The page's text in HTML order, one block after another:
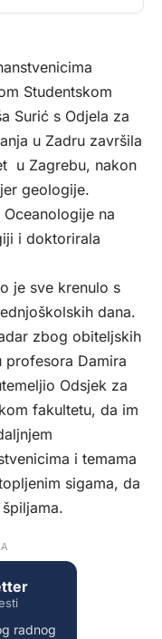
Studentskom
Surić s Odjela za
u Zadru završila
u Zagrebu, nakon
geologije.
na
i doktorirala
je sve krenulo s
dana.
zbog obiteljskih
Damira
Odsjek za
fakultetu, da im
i temama
sigama, da
radnog